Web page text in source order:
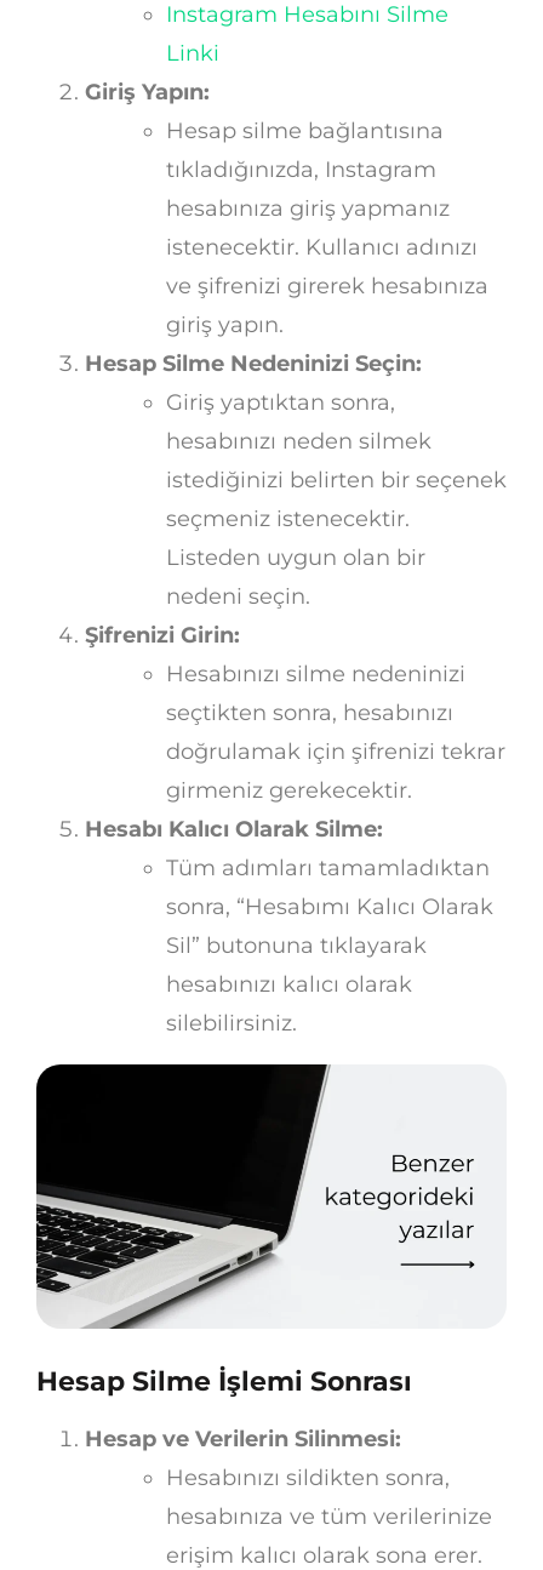
Instagram Hesabını Silme
Linki
Giriş Yapın:
Hesap silme bağlantısına
tıkladığınızda, Instagram
hesabınıza giriş yapmanız
istenecektir. Kullanıcı adınızı
ve şifrenizi girerek hesabınıza
giriş yapın.
Hesap Silme Nedeninizi Seçin:
Giriş yaptıktan sonra,
hesabınızı neden silmek
istediğinizi belirten bir seçenek
seçmeniz istenecektir.
Listeden uygun olan bir
nedeni seçin.
Şifrenizi Girin:
Hesabınızı silme nedeninizi
seçtikten sonra, hesabınızı
doğrulamak için şifrenizi tekrar
girmeniz gerekecektir.
Hesabı Kalıcı Olarak Silme:
Tüm adımları tamamladıktan
sonra, “Hesabımı Kalıcı Olarak
Sil” butonuna tıklayarak
hesabınızı kalıcı olarak
silebilirsiniz.
Hesap Silme İşlemi Sonrası
Hesap ve Verilerin Silinmesi:
Hesabınızı sildikten sonra,
hesabınıza ve tüm verilerinize
erişim kalıcı olarak sona erer.